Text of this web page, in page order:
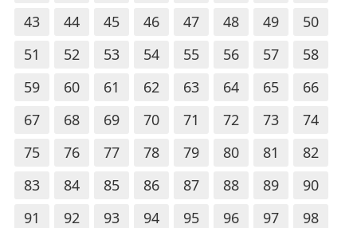
43
44 45 46 47 48 49
50
51
52 53 54 55 56 57
58
59
60 61 62 63 64 65
66
67
68 69 70 71 72 73
74
75
76 77 78 79 80 81
82
83
84 85 86 87 88 89
90
91
92 93 94 95 96 97
98